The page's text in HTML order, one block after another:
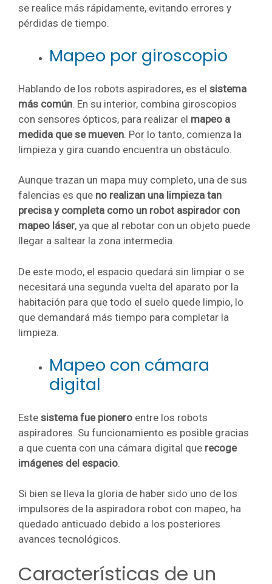
se realice más rápidamente, evitando errores y
pérdidas de tiempo.
Mapeo por giroscopio
Hablando de los robots aspiradores, es el sistema
más común. En su interior, combina giroscopios
con sensores ópticos, para realizar el mapeo a
medida que se mueven. Por lo tanto, comienza la
limpieza y gira cuando encuentra un obstáculo.
Aunque trazan un mapa muy completo, una de sus
falencias es que no realizan una limpieza tan
precisa y completa como un robot aspirador con
mapeo láser, ya que al rebotar con un objeto puede
llegar a saltear la zona intermedia.
De este modo, el espacio quedará sin limpiar o se
necesitará una segunda vuelta del aparato por la
habitación para que todo el suelo quede limpio, lo
que demandará más tiempo para completar la
limpieza.
Mapeo con cámara
digital
Este sistema fue pionero entre los robots
aspiradores. Su funcionamiento es posible gracias
a que cuenta con una cámara digital que recoge
imágenes del espacio.
Si bien se lleva la gloria de haber sido uno de los
impulsores de la aspiradora robot con mapeo, ha
quedado anticuado debido a los posteriores
avances tecnológicos.
Características de un